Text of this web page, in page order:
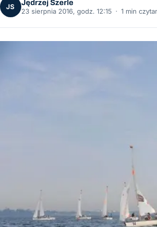
JS
Jędrzej Szerle
23 sierpnia 2016, godz. 12:15 · 1 min